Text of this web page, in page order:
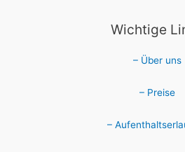
Wichtige
– Über uns
– Preise
–